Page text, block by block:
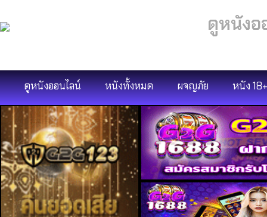
ดูหนังอ
ดูหนังออนไลน์ หนังทั้งหมด ผจญภัย หนัง 18+